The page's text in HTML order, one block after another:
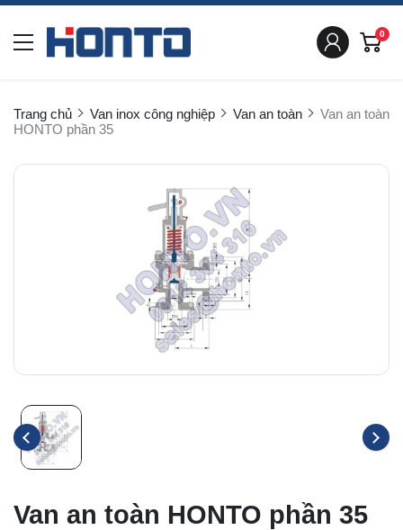
0
Trang chủ Van inox công nghiệp Van an toàn
Van an toàn
HONTO phần 35
Van an toàn HONTO phần 35